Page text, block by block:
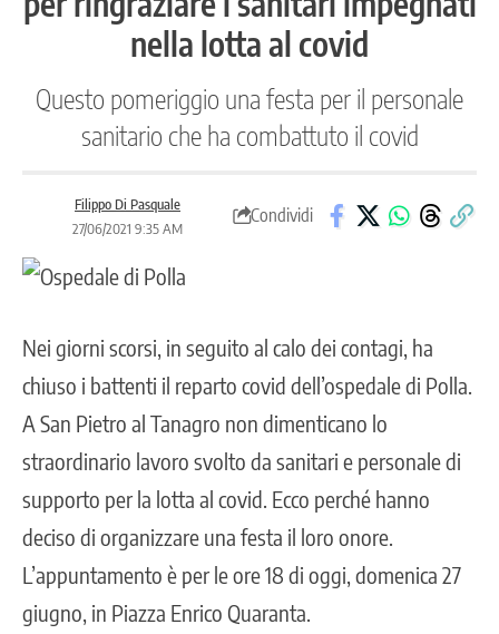
nella lotta al covid
Questo pomeriggio una festa per il personale
sanitario che ha combattuto il covid
Filippo Di Pasquale
27/06/2021 9:35 AM
Condividi
Nei giorni scorsi, in seguito al calo dei contagi, ha
chiuso i battenti il reparto covid dell’ospedale di Polla.
A San Pietro al Tanagro non dimenticano lo
straordinario lavoro svolto da sanitari e personale di
supporto per la lotta al covid. Ecco perché hanno
deciso di organizzare una festa il loro onore.
L’appuntamento è per le ore 18 di oggi, domenica 27
giugno, in Piazza Enrico Quaranta.